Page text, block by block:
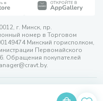
г. Минск, пр.
номер в Торговом
Минский горисполком,
Первомайского
Обращения покупателей